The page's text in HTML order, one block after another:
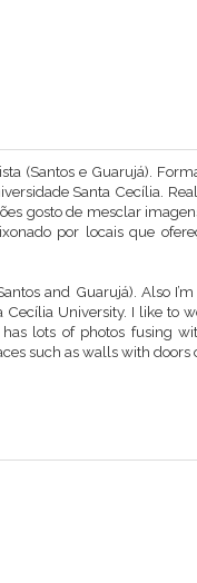
(Santos e Guarujá).
Santa Cecília.
gosto de mesclar
por locais que
and Guarujá). Also
University. I like to
lots of photos fusing
such as walls with doors